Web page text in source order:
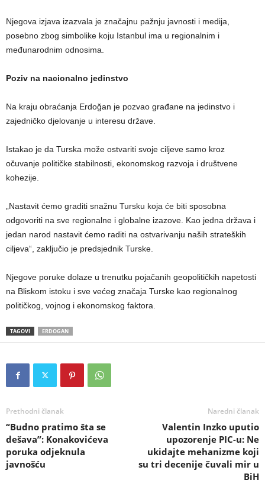
Njegova izjava izazvala je značajnu pažnju javnosti i medija,
posebno zbog simbolike koju Istanbul ima u regionalnim i
međunarodnim odnosima.
Poziv na nacionalno jedinstvo
Na kraju obraćanja Erdoğan je pozvao građane na jedinstvo i
zajedničko djelovanje u interesu države.
Istakao je da Turska može ostvariti svoje ciljeve samo kroz
očuvanje političke stabilnosti, ekonomskog razvoja i društvene
kohezije.
„Nastavit ćemo graditi snažnu Tursku koja će biti sposobna
odgovoriti na sve regionalne i globalne izazove. Kao jedna država i
jedan narod nastavit ćemo raditi na ostvarivanju naših strateških
ciljeva“, zaključio je predsjednik Turske.
Njegove poruke dolaze u trenutku pojačanih geopolitičkih napetosti
na Bliskom istoku i sve većeg značaja Turske kao regionalnog
političkog, vojnog i ekonomskog faktora.
TAGOVI ERDOGAN
Prethodni članak
“Budno pratimo šta se
dešava”: Konakovićeva
poruka odjeknula
javnošću
Naredni članak
Valentin Inzko uputio
upozorenje PIC-u: Ne
ukidajte mehanizme koji
su tri decenije čuvali mir u
BiH